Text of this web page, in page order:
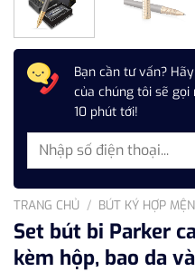
Bạn cần tư vấn?
của chúng tôi sẽ gọi
10 phút tới!
TRANG CHỦ / BÚT KÝ HỢP
Set bút bi Parker
kèm hộp, bao da